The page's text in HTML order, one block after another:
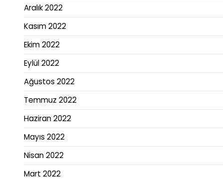
Aralık 2022
Kasım 2022
Ekim 2022
Eylül 2022
Ağustos 2022
Temmuz 2022
Haziran 2022
Mayıs 2022
Nisan 2022
Mart 2022